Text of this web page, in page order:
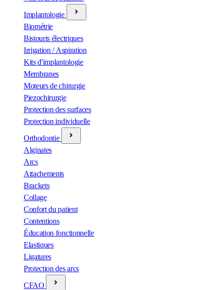
Implantologie
Biométrie
Bistouris électriques
Irrigation / Aspiration
Kits d'implantologie
Membranes
Moteurs de chirurgie
Piezochirurgie
Protection des surfaces
Protection individuelle
Orthodontie
Alginates
Arcs
Attachements
Brackets
Collage
Confort du patient
Contentions
Éducation fonctionnelle
Elastiques
Ligatures
Protection des arcs
CFAO